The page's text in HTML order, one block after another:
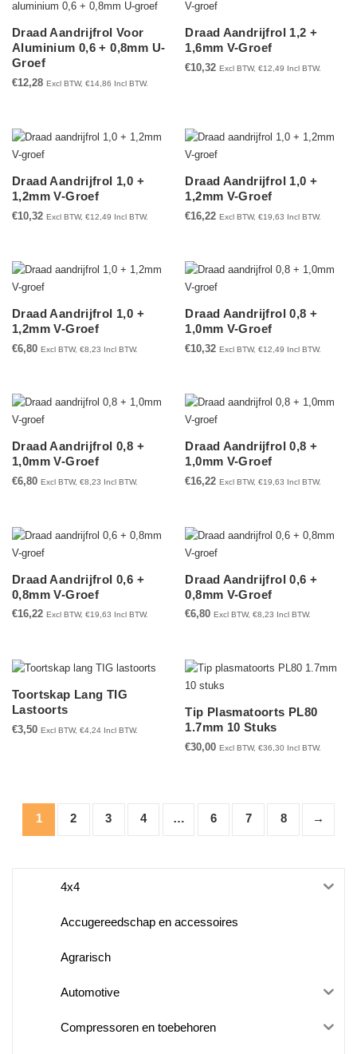
Draad Aandrijfrol Voor
Aluminium 0,6 + 0,8mm U-
Groef
€12,28 Excl BTW, €14,86 Incl BTW.
Draad Aandrijfrol 1,2 +
1,6mm V-Groef
€10,32 Excl BTW,€12,49 Incl BTW.
Draad Aandrijfrol 1,0 +
1,2mm V-Groef
€10,32 Excl BTW, €12,49 Incl BTW.
Draad Aandrijfrol 1,0 +
1,2mm V-Groef
€16,22 Excl BTW,€19,63 Incl BTW.
Draad Aandrijfrol 1,0 +
1,2mm V-Groef
€6,80 Excl BTW, €8,23 Incl BTW.
Draad Aandrijfrol 0,8 +
1,0mm V-Groef
€10,32 Excl BTW,€12,49 Incl BTW.
Draad Aandrijfrol 0,8 +
1,0mm V-Groef
€6,80 Excl BTW, €8,23 Incl BTW.
Draad Aandrijfrol 0,8 +
1,0mm V-Groef
€16,22 Excl BTW,€19,63 Incl BTW.
Draad Aandrijfrol 0,6 +
0,8mm V-Groef
€16,22 Excl BTW, €19,63 Incl BTW.
Draad Aandrijfrol 0,6 +
0,8mm V-Groef
€6,80 Excl BTW,€8,23 Incl BTW.
Toortskap Lang TIG
Lastoorts
€3,50 Excl BTW, €4,24 Incl BTW.
Tip Plasmatoorts PL80
1.7mm 10 Stuks
€30,00 Excl BTW,€36,30 Incl BTW.
1 2 3 4 … 6 7 8 →
4x4
Accugereedschap en accessoires
Agrarisch
Automotive
Compressoren en toebehoren